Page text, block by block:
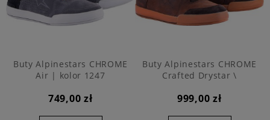
Buty Alpinestars CHROME
Air | kolor 1247
749,00 zł
Buty Alpinestars CHROME
Crafted Drystar \
999,00 zł